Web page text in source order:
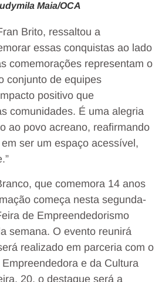
Maia/OCA
Brito, ressaltou a
essas conquistas ao lado
comemorações representam o
conjunto de equipes
positivo que
comunidades. É uma alegria
ao povo acreano, reafirmando
ser um espaço acessível,
que comemora 14 anos
começa nesta segunda-
de Empreendedorismo
semana. O evento reunirá
realizado em parceria com o
e da Cultura
20, o destaque será a